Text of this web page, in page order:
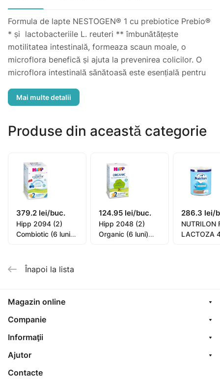
Formula de lapte NESTOGEN® 1 cu prebiotice Prebio®
* și lactobacteriile L. reuteri ** îmbunătățește
motilitatea intestinală, formeaza scaun moale, o
microflora benefică și ajuta la prevenirea colicilor. O
microflora intestinală sănătoasă este esențială pentru
Ingrediente: lapte degresat, zer praf demineralizat din
de rapiță cu conținut scăzut de acid erucic, ulei de
floarea soarelui, ulei de floarea soarelui înalt oleic, ulei
(galactooligozaharide (GOS) și fructooligozaharide
(FOS)), citrat de calciu, lecitină din soia, citrat de
potasiu, clorură de sodiu, fosfat de potasiu, complexul
de vitamine, untură de pește, cultură de lactobacterii
Lactobacillus reuteri, citrat de magneziu, citrat de
potasiu, taurină, sulfat de fier, sulfat de zinc,
nucleotide, sulfat de cupru, sulfat de cupru, iodură de
Produse din această categorie
379.2 lei/buc.
Hipp 2094 (2)
Combiotic (6 luni)
124.95 lei/buc.
Hipp 2048 (2)
Organic (6 luni)
286.3 lei/
NUTRILON
LACTOZA
Înapoi la lista
Magazin online
Companie
Informaţii
Ajutor
Contacte